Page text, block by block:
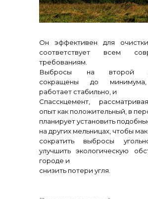
Контакты
+7 (423) 234 50 50
info@vostokcement.ru
Он эффективен для
соответствует всем
требованиям.
Выбросы на второй
сокращены до
работает стабильно, и
Спасскцемент,
опыт как положительный, в
планирует установить
на других мельницах, чтобы
сократить выбросы
улучшить экологическую
городе и
снизить потери угля.